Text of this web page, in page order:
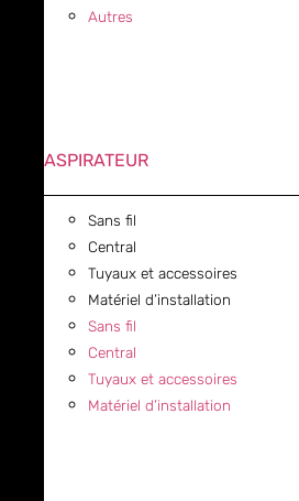
Autres
ASPIRATEUR
Sans fil
Central
Tuyaux et accessoires
Matériel d’installation
Sans fil
Central
Tuyaux et accessoires
Matériel d’installation